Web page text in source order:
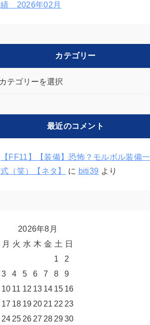
績 2026年02月
カテゴリー
最近のコメント
【FF11】【装備】恐怖？モルボル装備一
式（笑）【ネタ】
に biti39 より
2026年8月
月 火 水 木 金 土 日
1
2
3
4 5 6 7 8
9
10 11 12 13 14 15 16
17 18 19 20 21 22 23
24 25 26 27 28 2930